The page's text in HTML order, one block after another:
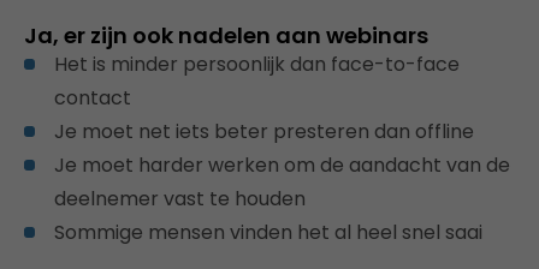
Ja, er zijn ook nadelen aan webinars
Het is minder persoonlijk dan face-to-face
contact
Je moet net iets beter presteren dan offline
Je moet harder werken om de aandacht van de
deelnemer vast te houden
Sommige mensen vinden het al heel snel saai